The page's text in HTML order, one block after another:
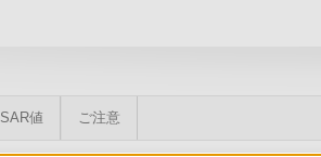
SAR値 ご注意